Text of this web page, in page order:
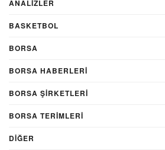
ANALIZLER
BASKETBOL
BORSA
BORSA HABERLERI
BORSA ŞIRKETLERI
BORSA TERIMLERI
DIĞER